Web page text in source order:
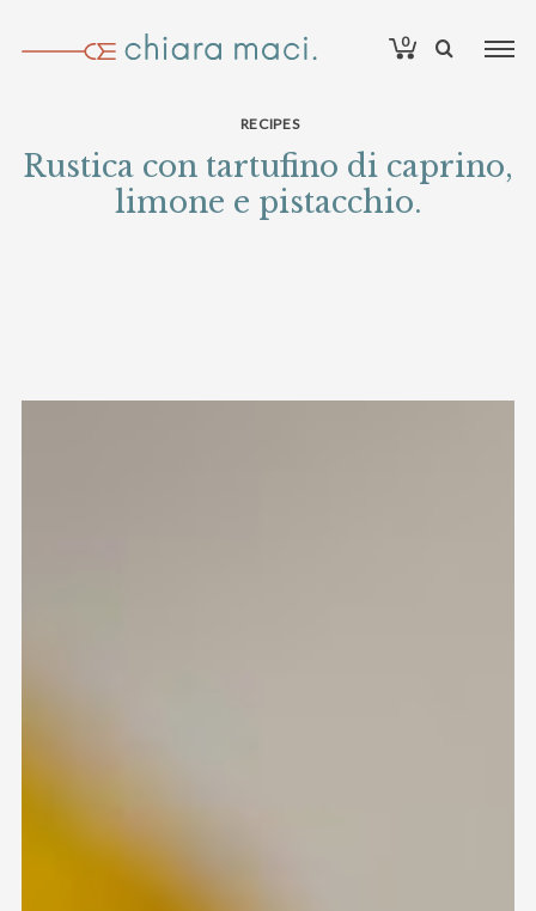
0
RECIPES
Rustica con tartufino di caprino,
limone e pistacchio.